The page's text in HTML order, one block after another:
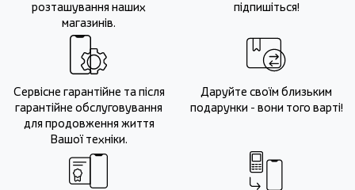
розташування наших
магазинів.
підпишіться!
Сервісне гарантійне та після
гарантійне обслуговування
для продовження життя
Вашої техніки.
Даруйте своїм близьким
подарунки - вони того варті!